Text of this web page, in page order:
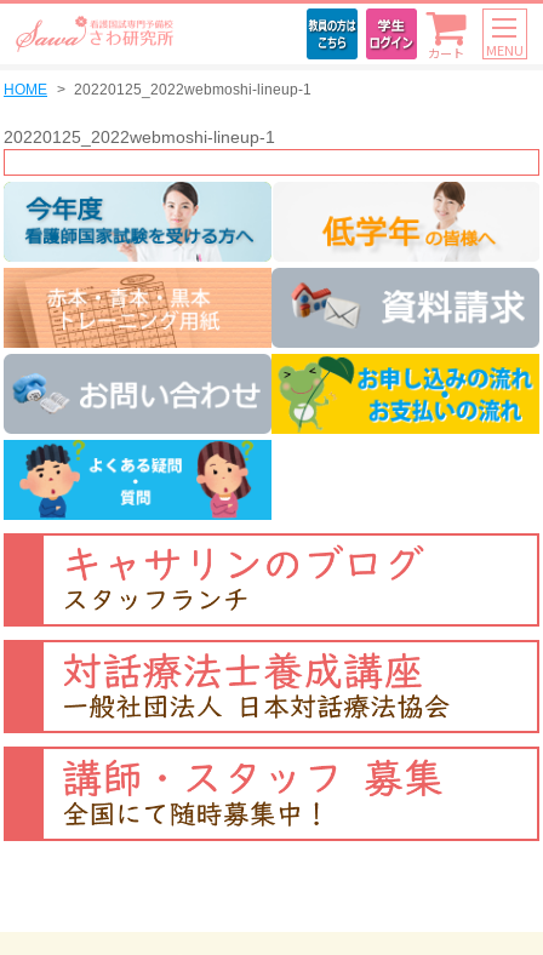
カート MENU
HOME 20220125_2022webmoshi-lineup-1
20220125_2022webmoshi-lineup-1